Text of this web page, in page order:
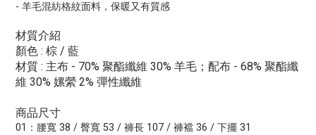
- 羊毛混紡格紋面料，保暖又有質感
材質介紹
顏色 : 棕 / 藍
材質 : 主布 - 70% 聚酯纖維 30% 羊毛；配布 - 68% 聚酯纖
維 30% 嫘縈 2% 彈性纖維
商品尺寸
01：腰寬 38 / 臀寬 53 / 褲長 107 / 褲襠 36 / 下擺 31